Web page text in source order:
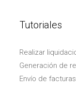
Tutoriales
Realizar
Generación de
Envío de